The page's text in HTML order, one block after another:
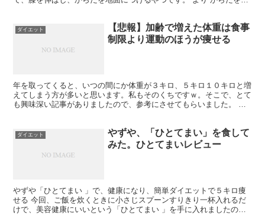
ダイエット
【悲報】加齢で増えた体重は食事
制限より運動のほうが痩せる
年を取ってくると、いつの間にか体重が３キロ、５キロ１０キロと増
えてしまう方が多いと思います。私もそのくちですｗ。そこで、とて
も興味深い記事がありましたので、参考にさせてもらいました。 加
ダイエット
やずや、「ひとてまい」を食して
みた。ひとてまいレビュー
やずや「ひとてまい 」で、健康になり、簡単ダイエットで５キロ痩
せる 今回、ご飯を炊くときに小さじスプーンすりきり一杯入れるだ
けで、美容健康にいいという「ひとてまい 」を手に入れましたので